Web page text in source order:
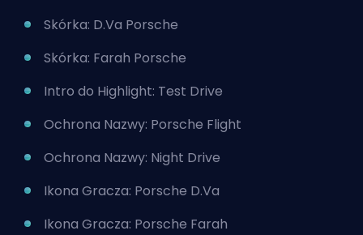
Skórka: D.Va Porsche
Skórka: Farah Porsche
Intro do Highlight: Test Drive
Ochrona Nazwy: Porsche Flight
Ochrona Nazwy: Night Drive
Ikona Gracza: Porsche D.Va
Ikona Gracza: Porsche Farah